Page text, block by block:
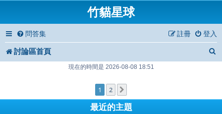
竹貓星球
問答集 登入
註冊
討論區首頁
現在的時間是 2026-08-08 18:51
1 2
最近的主題